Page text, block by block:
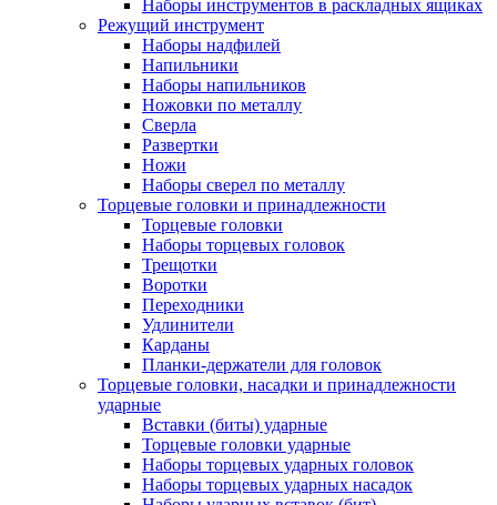
Наборы инструментов в раскладных ящиках
Режущий инструмент
Наборы надфилей
Напильники
Наборы напильников
Ножовки по металлу
Сверла
Развертки
Ножи
Наборы сверел по металлу
Торцевые головки и принадлежности
Торцевые головки
Наборы торцевых головок
Трещотки
Воротки
Переходники
Удлинители
Карданы
Планки-держатели для головок
Торцевые головки, насадки и принадлежности
ударные
Вставки (биты) ударные
Торцевые головки ударные
Наборы торцевых ударных головок
Наборы торцевых ударных насадок